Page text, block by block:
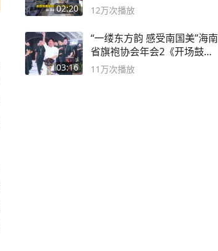
02:20 12万次播放
03:16
“一缕东方韵 感受南国美”海南
省旗袍协会年会2《开场鼓》
二团
11万次播放